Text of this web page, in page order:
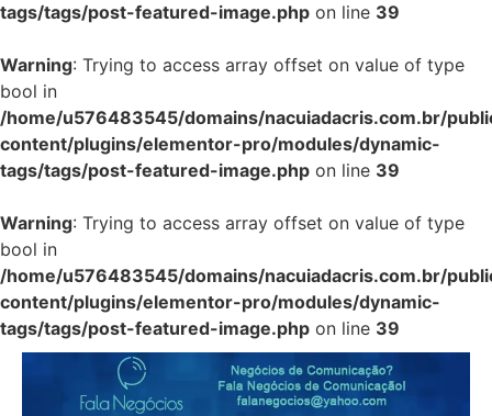
tags/tags/post-featured-image.php on line 39
Warning: Trying to access array offset on value of type
bool in
/home/u576483545/domains/nacuiadacris.com.br/
content/plugins/elementor-pro/modules/dynamic-
tags/tags/post-featured-image.php on line 39
Warning: Trying to access array offset on value of type
bool in
/home/u576483545/domains/nacuiadacris.com.br/
content/plugins/elementor-pro/modules/dynamic-
tags/tags/post-featured-image.php on line 39